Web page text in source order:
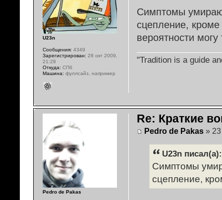
Симптомы
сцепление, кроме
вероятности
"Tradition is a guide
U23n
Сообщения: 4349
Зарегистрирован: 28 окт 2009,
21:28
Откуда: СПб
Машина: фуллсайз, например
Re: Краткие
Pedro de Pakas» 23
U23n писал(а):
Симптомы
сцепление,
Pedro de Pakas